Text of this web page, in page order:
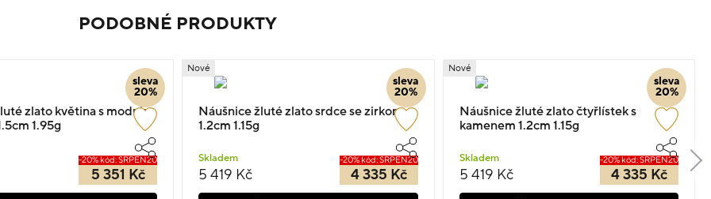
PODOBNÉ PRODUKTY
sleva
20%
zlato květina s modrým
1.95g
-20% kód: SRPEN20
5 351 Kč
sleva
20%
Nové
Náušnice žluté zlato srdce se zirkony
1.2cm 1.15g
Skladem
5 419 Kč
-20% kód: SRPEN20
4 335 Kč
sleva
20%
Nové
Náušnice žluté zlato čtyřlístek s
kamenem 1.2cm 1.15g
Skladem
5 419 Kč
-20% kód: SRPEN20
4 335 Kč